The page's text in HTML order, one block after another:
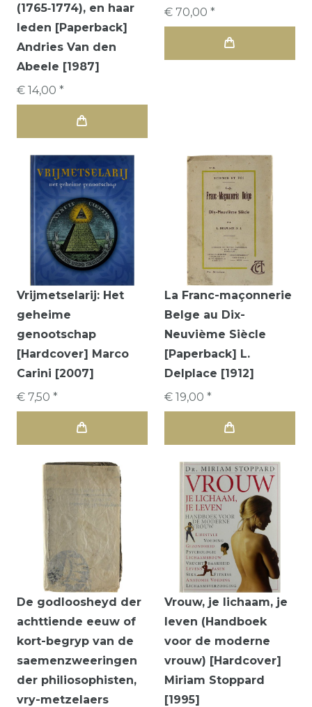
(1765‑1774), en haar
leden [Paperback]
Andries Van den
Abeele [1987]
€ 14,00 *
€ 70,00 *
Vrijmetselarij: Het
geheime
genootschap
[Hardcover] Marco
Carini [2007]
€ 7,50 *
La Franc-maçonnerie
Belge au Dix-
Neuvième Siècle
[Paperback] L.
Delplace [1912]
€ 19,00 *
De godloosheyd der
achttiende eeuw of
kort-begryp van de
saemenzweeringen
der philiosophisten,
vry-metzelaers
Vrouw, je lichaam, je
leven (Handboek
voor de moderne
vrouw) [Hardcover]
Miriam Stoppard
[1995]